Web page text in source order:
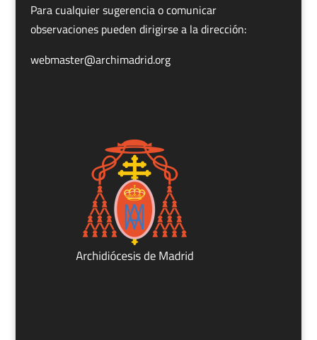
Para cualquier sugerencia o comunicar
observaciones pueden dirigirse a la dirección:
webmaster@archimadrid.org